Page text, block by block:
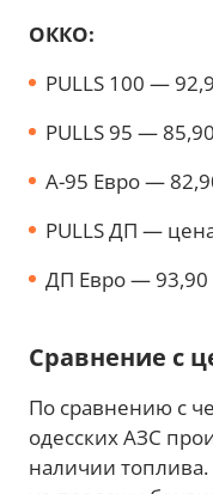
ОККО:
PULLS 100 —
PULLS 95 —
A-95 Евро —
PULLS ДП —
ДП Евро — 93,90
Сравнение с
По сравнению с
одесских АЗС
наличии топлива.